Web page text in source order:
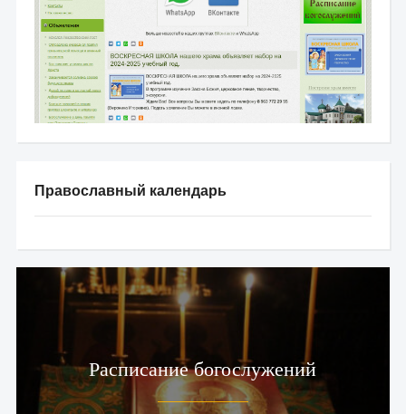
Православный календарь
Расписание богослужений